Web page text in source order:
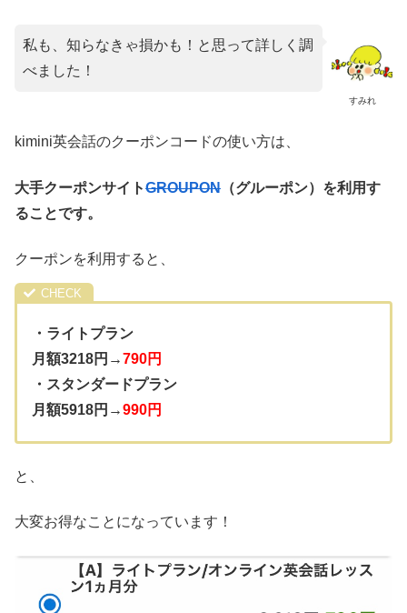
すみれ
私も、知らなきゃ損かも！と思って詳しく調
べました！
kimini英会話のクーポンコードの使い方は、
大手クーポンサイトGROUPON （グルーポン）を利用す
ることです。
クーポンを利用すると、
・ライトプラン
月額3218円→790円
・スタンダードプラン
月額5918円→990円
と、
大変お得なことになっています！